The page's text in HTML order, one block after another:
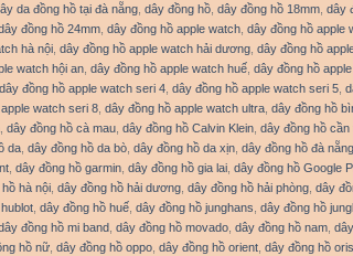
da đồng hồ tại đà nẵng ,dây đồng hồ ,dây đồng hồ 18mm ,dây
đồng hồ 24mm ,dây đồng hồ apple watch ,dây đồng hồ apple
hà nội ,dây đồng hồ apple watch hải dương ,dây đồng hồ
watch hội an ,dây đồng hồ apple watch huế ,dây đồng hồ
dây đồng hồ apple watch seri 4 ,dây đồng hồ apple watch seri 5 ,
watch seri 8 ,dây đồng hồ apple watch ultra ,dây đồng hồ
,dây đồng hồ cà mau ,dây đồng hồ Calvin Klein ,dây đồng hồ cần
da ,dây đồng hồ da bò ,dây đồng hồ da xịn ,dây đồng hồ đà nẵng
,dây đồng hồ garmin ,dây đồng hồ gia lai ,dây đồng hồ Google
hà nội ,dây đồng hồ hải dương ,dây đồng hồ hải phòng ,dây
,dây đồng hồ huế ,dây đồng hồ junghans ,dây đồng hồ
đồng hồ mi band ,dây đồng hồ movado ,dây đồng hồ nam ,
hồ nữ ,dây đồng hồ oppo ,dây đồng hồ orient ,dây đồng hồ oris